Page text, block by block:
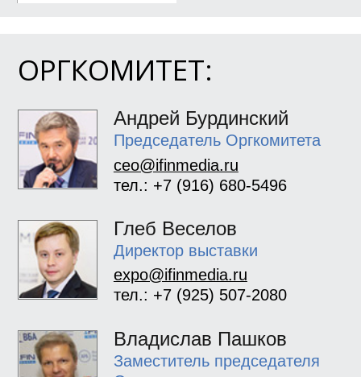
ОРГКОМИТЕТ:
Андрей Бурдинский
Председатель Оргкомитета
ceo@ifinmedia.ru
тел.: +7 (916) 680-5496
Глеб Веселов
Директор выставки
expo@ifinmedia.ru
тел.: +7 (925) 507-2080
Владислав Пашков
Заместитель председателя